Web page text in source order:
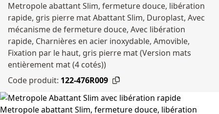
Metropole abattant Slim, fermeture douce, libération
rapide, gris pierre mat Abattant Slim, Duroplast, Avec
mécanisme de fermeture douce, Avec libération
rapide, Charnières en acier inoxydable, Amovible,
Fixation par le haut, gris pierre mat (Version mats
entièrement mat (4 cotés))
Code produit: 122-476R009